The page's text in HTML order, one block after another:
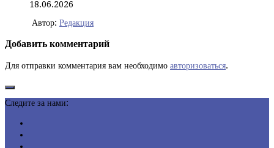
18.06.2026
Автор: Редакция
Добавить комментарий
Для отправки комментария вам необходимо авторизоваться.
Следите за нами: